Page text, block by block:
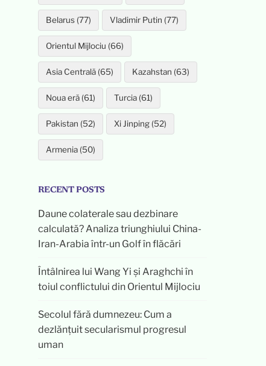
Belarus (77) Vladimir Putin (77)
Orientul Mijlociu (66)
Asia Centrală (65) Kazahstan (63)
Noua eră (61) Turcia (61)
Pakistan (52) Xi Jinping (52)
Armenia (50)
RECENT POSTS
Daune colaterale sau dezbinare
calculată? Analiza triunghiului China-
Iran-Arabia într-un Golf în flăcări
Întâlnirea lui Wang Yi și Araghchi în
toiul conflictului din Orientul Mijlociu
Secolul fără dumnezeu: Cum a
dezlănțuit secularismul progresul
uman